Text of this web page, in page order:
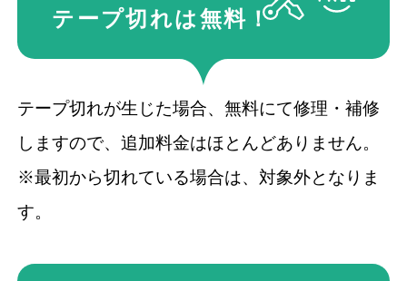
テープ切れは無料！
テープ切れが生じた場合、無料にて修理・補修
しますので、追加料金はほとんどありません。
※最初から切れている場合は、対象外となりま
す。